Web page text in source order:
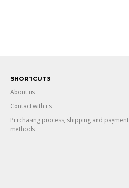
SHORTCUTS
About us
Contact with us
Purchasing process, shipping and payment
methods